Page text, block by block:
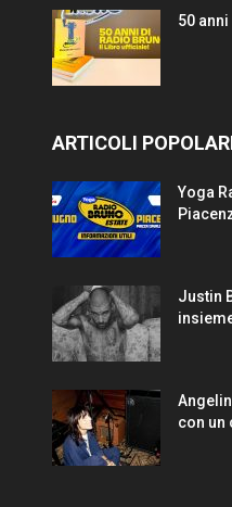
50
ARTICOLI
Yoga
Justin
con un